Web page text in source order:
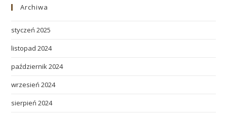
Archiwa
styczeń 2025
listopad 2024
październik 2024
wrzesień 2024
sierpień 2024